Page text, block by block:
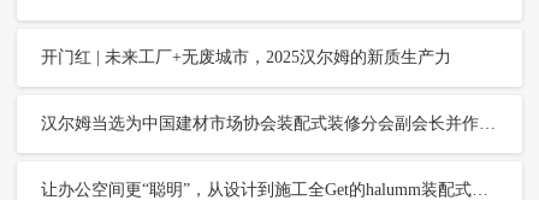
开门红 | 未来工厂+无废城市，2025汉尔姆的新质生产力
汉尔姆当选为中国建材市场协会装配式装修分会副会长并作大会主题报告
让办公空间更“聪明”，从设计到施工全Get的halumm装配式办公整体解决方案开始